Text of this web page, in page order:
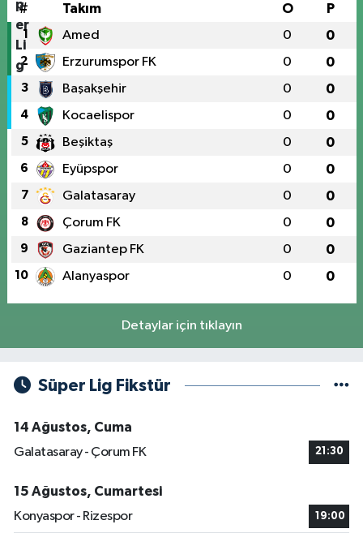
# Takım O P
1 Amed 0 0
2 Erzurumspor FK 0 0
3 Başakşehir 0 0
4 Kocaelispor 0 0
5 Beşiktaş 0 0
6 Eyüpspor 0 0
7 Galatasaray 0 0
8 Çorum FK 0 0
9 Gaziantep FK 0 0
10 Alanyaspor 0 0
Detaylar için tıklayın
Süper Lig Fikstür
14 Ağustos, Cuma
Galatasaray - Çorum FK
21:30
15 Ağustos, Cumartesi
Konyaspor - Rizespor
19:00